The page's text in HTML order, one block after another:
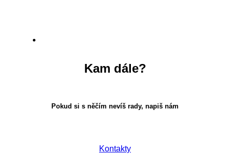
Kam dále?
Pokud si s něčím nevíš rady, napiš nám
Kontakty